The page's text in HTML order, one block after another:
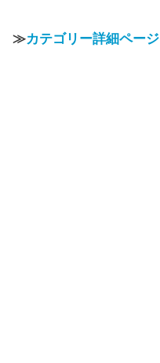
≫カテゴリー詳細ページ